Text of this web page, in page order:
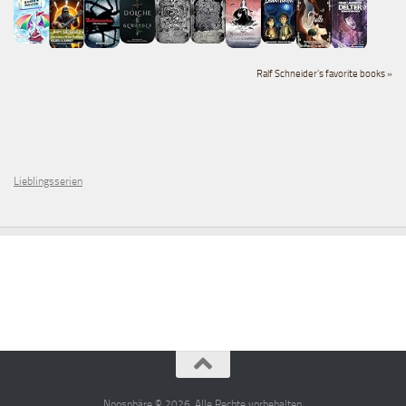
Ralf Schneider's favorite books »
Lieblingsserien